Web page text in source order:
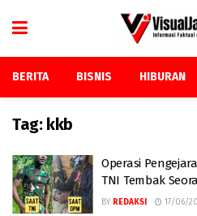
BERITA BISNIS HIBURAN
Tag: kkb
Operasi
TNI Tembak
BY REDAKSI 17/06/